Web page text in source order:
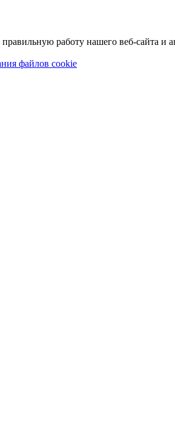
работу нашего веб-сайта и
файлов cookie